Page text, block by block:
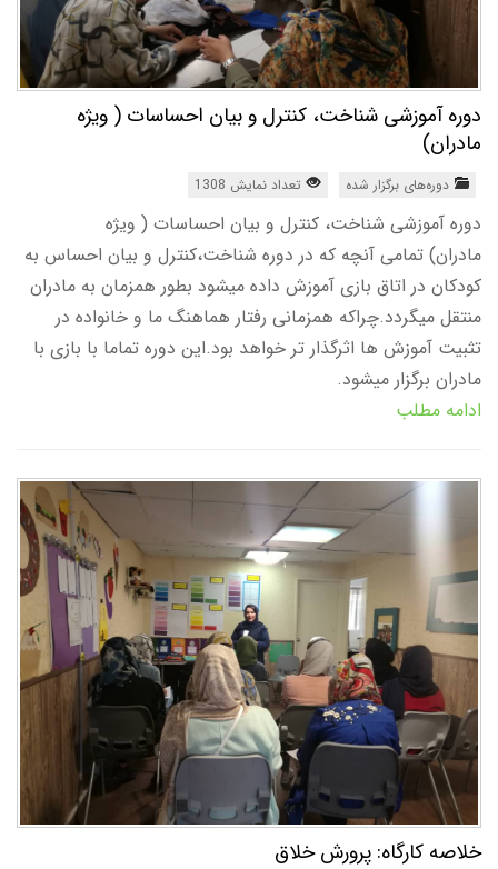
دوره آموزشی شناخت، کنترل و بیان احساسات ( ویژه
مادران)
دوره‌های برگزار شده تعداد نمایش 1308
دوره آموزشی شناخت، کنترل و بیان احساسات ( ویژه
مادران) تمامی آنچه که در دوره شناخت،کنترل و بیان احساس به
کودکان در اتاق بازی آموزش داده میشود بطور همزمان به مادران
منتقل میگردد.چراکه همزمانی رفتار هماهنگ ما و خانواده در
تثبیت آموزش ها اثرگذار تر خواهد بود.این دوره تماما با بازی با
مادران برگزار میشود.
ادامه مطلب
خلاصه کارگاه: پرورش خلاق